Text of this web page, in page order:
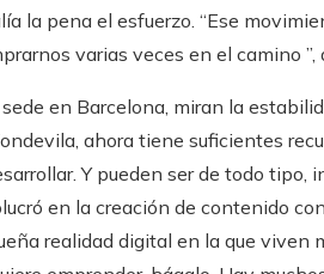
la pena el esfuerzo. “Ese
varias veces en el camino ”,
en Barcelona, ​​miran la
ahora tiene suficientes
Y pueden ser de todo tipo,
en la creación de contenido
realidad digital en la que viven